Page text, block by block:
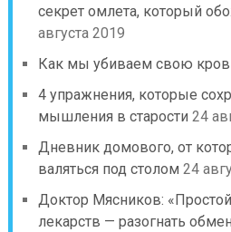
секрет омлета, который
августа 2019
Как мы убиваем свою
4 упражнения, которые
мышления в старости 24
Дневник домового, от
валяться под столом 24
Доктор Мясников:
лекарств — разогнать